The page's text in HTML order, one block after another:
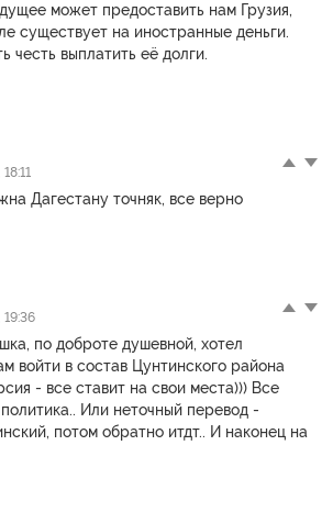
может предоставить нам Грузия,
существует на иностранные деньги.
честь выплатить её долги.
Дагестану точняк, все верно
19:36
по доброте душевной, хотел
войти в состав Цунтинского района
- все ставит на свои места))) Все
Или неточный перевод -
потом обратно итдт.. И наконец на